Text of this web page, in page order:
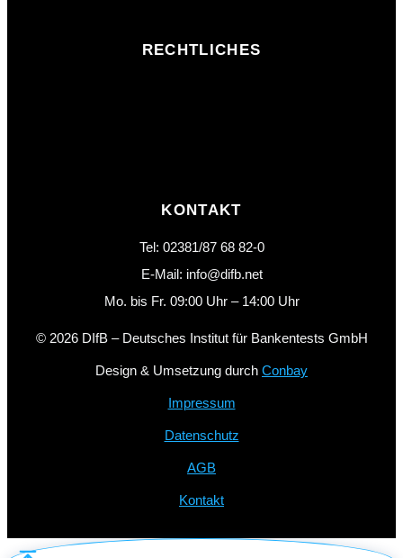
RECHTLICHES
KONTAKT
Tel: 02381/87 68 82-0
E-Mail: info@difb.net
Mo. bis Fr. 09:00 Uhr – 14:00 Uhr
© 2026 DIfB – Deutsches Institut für Bankentests GmbH
Design & Umsetzung durch Conbay
Impressum
Datenschutz
AGB
Kontakt